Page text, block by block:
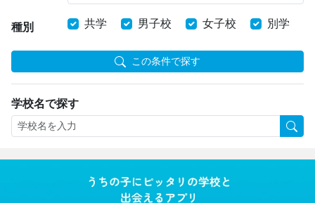
種別 共学 男子校 女子校 別学
この条件で探す
学校名で探す